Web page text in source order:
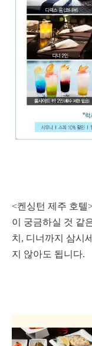
<켄싱턴 제주 호텔
이 궁금하실 것 같
치, 디너까지 삼시
지 않아도 됩니다.